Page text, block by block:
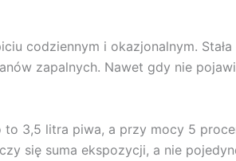
codziennym i okazjonalnym.
zapalnych. Nawet gdy nie
to 3,5 litra piwa, a przy mocy 5
się suma ekspozycji, a nie